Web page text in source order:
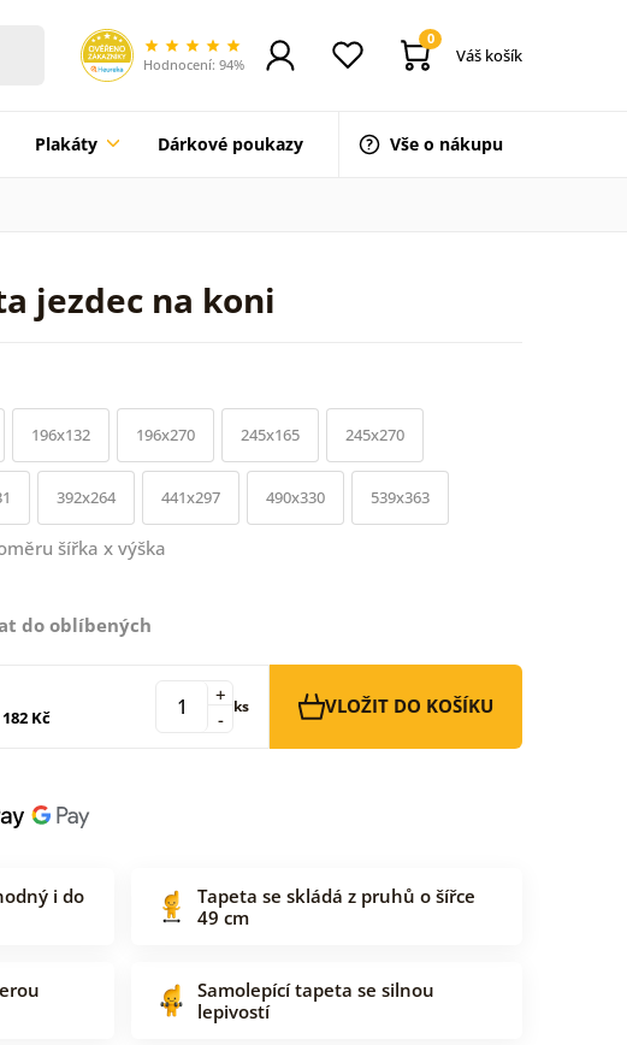
Hodnocení: 94%
0
Váš košík
Plakáty Dárkové poukazy Vše o nákupu
jezdec na koni
196x132 196x270 245x165 245x270
392x264 441x297 490x330 539x363
šířka x výška
do oblíbených
182 Kč -
+ ks VLOŽIT DO KOŠÍKU
i do
Tapeta se skládá z pruhů o šířce
49 cm
Samolepící tapeta se silnou
lepivostí